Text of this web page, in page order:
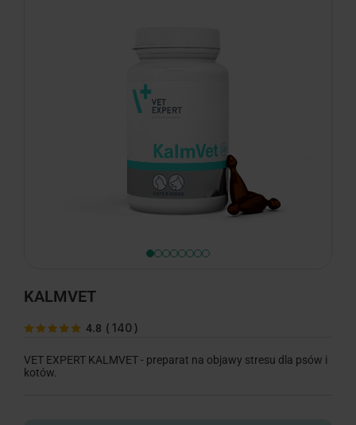
KALMVET
4.8 ( 140)
VET EXPERT KALMVET - preparat na objawy stresu dla psów i
kotów.